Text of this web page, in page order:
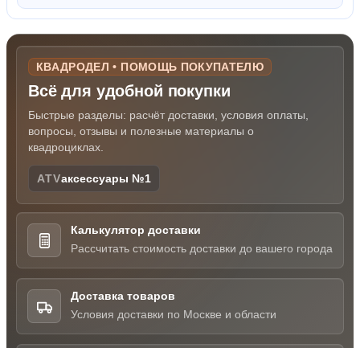
КВАДРОДЕЛ • ПОМОЩЬ ПОКУПАТЕЛЮ
Всё для удобной покупки
Быстрые разделы: расчёт доставки, условия оплаты,
вопросы, отзывы и полезные материалы о
квадроциклах.
ATVаксессуары №1
Калькулятор доставки
Рассчитать стоимость доставки до вашего города
Доставка товаров
Условия доставки по Москве и области